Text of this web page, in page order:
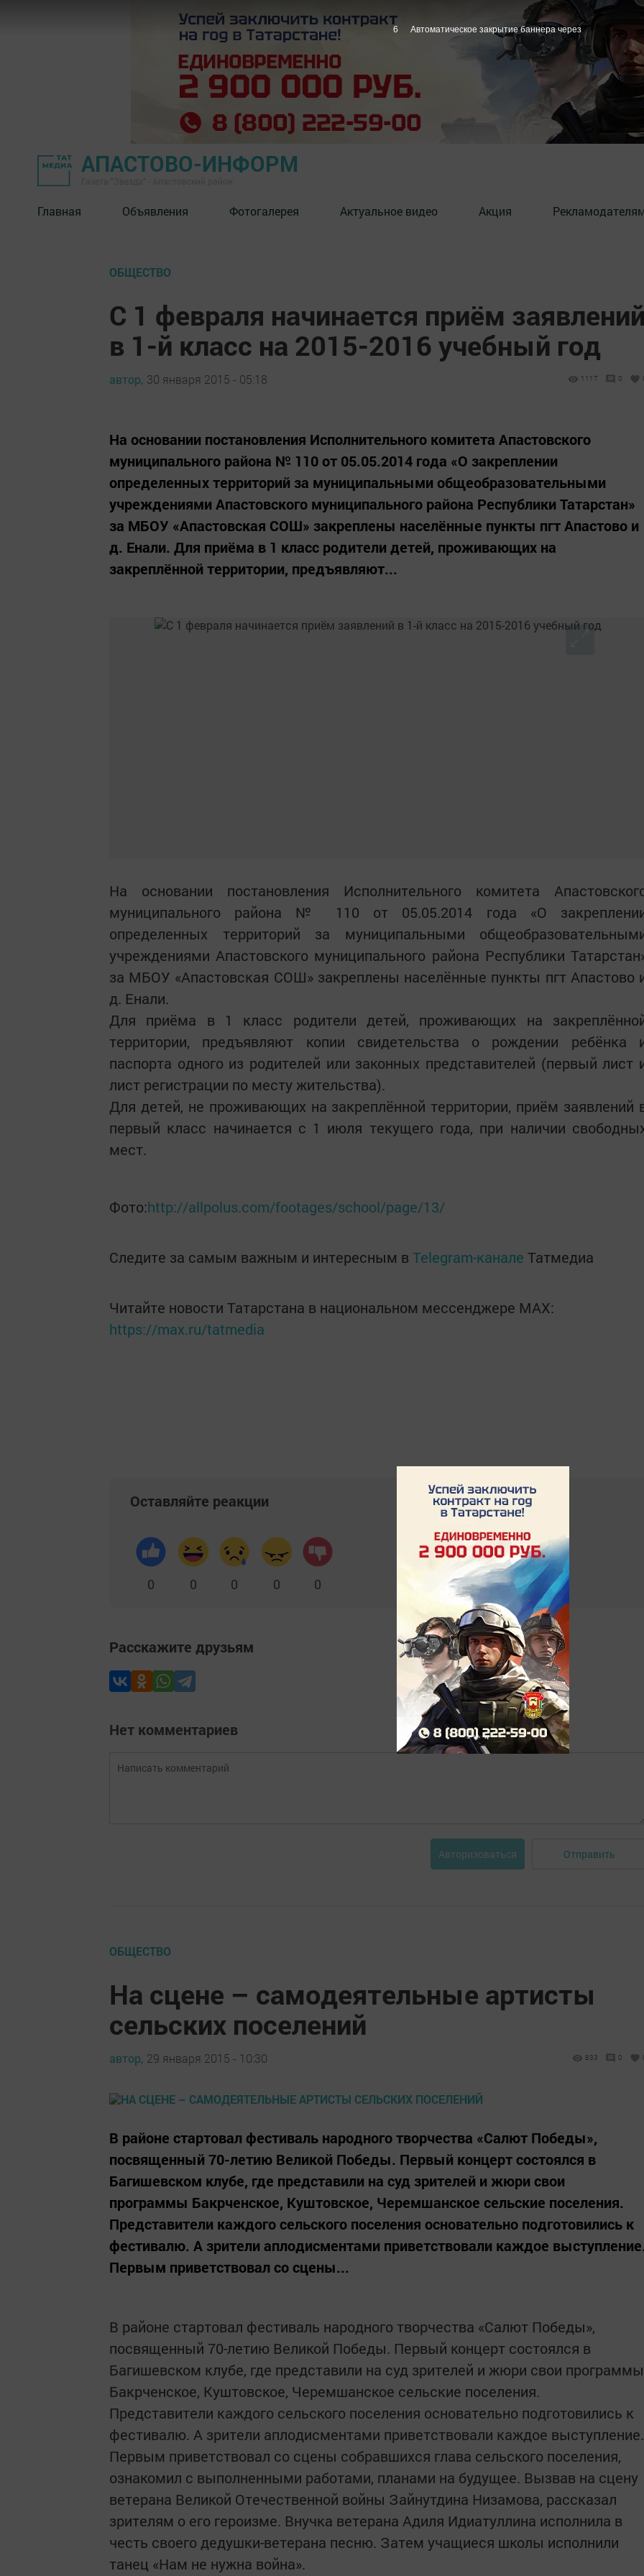
АПАСТОВО-ИНФОРМ
Главная Объявления Фотогалерея Актуальное видео Акция
ОБЩЕСТВО
С 1 февраля начинается приём
в 1-й класс на 2015-2016 учебный год
автор, 30 января 2015 - 05:18 1117 0
На основании постановления Исполнительного комитета Апастовского
муниципального района № 110 от 05.05.2014 года «О закреплении
определенных территорий за муниципальными общеобразовательными
учреждениями Апастовского муниципального района Республики Татарстан»
за МБОУ «Апастовская СОШ» закреплены населённые пункты пгт Апастово и
д. Енали. Для приёма в 1 класс родители детей, проживающих на
закреплённой территории, предъявляют...
На основании постановления Исполнительного комитета
муниципального района № 110 от 05.05.2014 года «О
определенных территорий за муниципальными
учреждениями Апастовского муниципального района Республики
за МБОУ «Апастовская СОШ» закреплены населённые пункты пгт Апастово
д. Енали.
Для приёма в 1 класс родители детей, проживающих на
территории, предъявляют копии свидетельства о рождении ребёнка
паспорта одного из родителей или законных представителей (первый лист
лист регистрации по месту жительства).
Для детей, не проживающих на закреплённой территории, приём заявлений
первый класс начинается с 1 июля текущего года, при наличии
мест.
Фото:http://allpolus.com/footages/school/page/13/
Следите за самым важным и интересным в Telegram-канале Татмедиа
Читайте новости Татарстана в национальном мессенджере MАХ:
https://max.ru/tatmedia
Оставляйте реакции
0 0 0 0 0
Расскажите друзьям
Нет комментариев
Авторизоваться Отправить
ОБЩЕСТВО
На сцене – самодеятельные артисты
сельских поселений
автор, 29 января 2015 - 10:30 833 0
В районе стартовал фестиваль народного творчества «Салют Победы»,
посвященный 70-летию Великой Победы. Первый концерт состоялся в
Багишевском клубе, где представили на суд зрителей и жюри свои
программы Бакрченское, Куштовское, Черемшанское сельские поселения.
Представители каждого сельского поселения основательно подготовились к
фестивалю. А зрители аплодисментами приветствовали каждое
Первым приветствовал со сцены...
В районе стартовал фестиваль народного творчества «Салют Победы»,
посвященный 70-летию Великой Победы. Первый концерт состоялся в
Багишевском клубе, где представили на суд зрителей и жюри свои программы
Бакрченское, Куштовское, Черемшанское сельские поселения.
Представители каждого сельского поселения основательно подготовились к
фестивалю. А зрители аплодисментами приветствовали каждое выступление.
Первым приветствовал со сцены собравшихся глава сельского поселения,
ознакомил с выполненными работами, планами на будущее. Вызвав на сцену
ветерана Великой Отечественной войны Зайнутдина Низамова, рассказал
зрителям о его героизме. Внучка ветерана Адиля Идиатуллина исполнила в
честь своего дедушки-ветерана песню. Затем учащиеся школы исполнили
танец «Нам не нужна война».
5 Автоматическое закрытие баннера через